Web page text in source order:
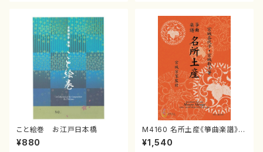
こと絵巻 お江戸日本橋
¥880
M4160 名所土産《箏曲楽譜》
（箏/宮城喜代子・宮城数江著・
宮城宗家監修/箏曲古典楽譜）
¥1,540